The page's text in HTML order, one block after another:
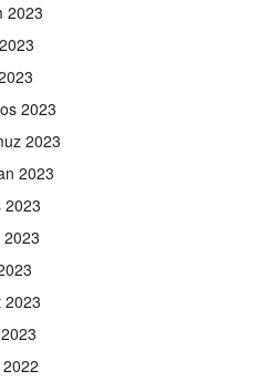
2023
2023
2023
2023
2023
2023
2023
2022